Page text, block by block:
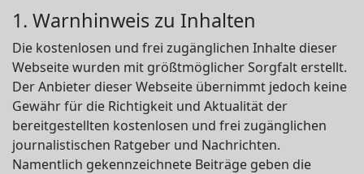
1. Warnhinweis zu Inhalten
Die kostenlosen und frei zugänglichen Inhalte dieser
Webseite wurden mit größtmöglicher Sorgfalt erstellt.
Der Anbieter dieser Webseite übernimmt jedoch keine
Gewähr für die Richtigkeit und Aktualität der
bereitgestellten kostenlosen und frei zugänglichen
journalistischen Ratgeber und Nachrichten.
Namentlich gekennzeichnete Beiträge geben die